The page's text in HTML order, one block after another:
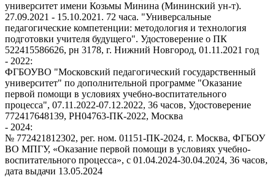
университет имени Козьмы Минина (Мининский ун-т).
27.09.2021 - 15.10.2021. 72 часа. "Универсальные
педагогические компетенции: методология и технология
подготовки учителя будущего". Удостоверение о ПК
522415586626, рн 3178, г. Нижний Новгород, 01.11.2021 год
- 2022:
ФГБОУВО "Московский педагогический государственный
университет" по дополнительной программе "Оказание
первой помощи в условиях учебно-воспитательного
процесса", 07.11.2022-07.12.2022, 36 часов, Удостоверение
772417648139, РН04763-ПК-2022, Москва
- 2024:
№ 772421812302, рег. ном. 01151-ПК-2024, г. Москва, ФГБОУ
ВО МПГУ, «Оказание первой помощи в условиях учебно-
воспитательного процесса», с 01.04.2024-30.04.2024, 36 часов,
дата выдачи 13.05.2024